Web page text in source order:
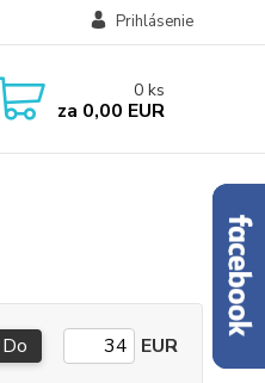
Prihlásenie
0 ks
za 0,00 EUR
Do EUR